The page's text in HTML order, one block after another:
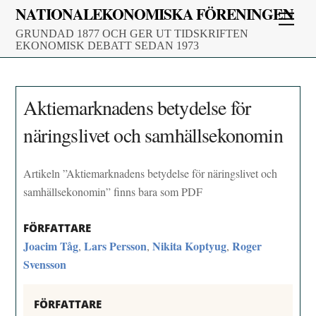
Skip
content
NATIONALEKONOMISKA FÖRENINGEN
GRUNDAD 1877 OCH GER UT TIDSKRIFTEN
EKONOMISK DEBATT SEDAN 1973
Aktiemarknadens betydelse för
näringslivet och samhällsekonomin
Artikeln ”Aktiemarknadens betydelse för näringslivet och
samhällsekonomin” finns bara som PDF
FÖRFATTARE
Joacim Tåg,Lars Persson,Nikita Koptyug,Roger
Svensson
FÖRFATTARE